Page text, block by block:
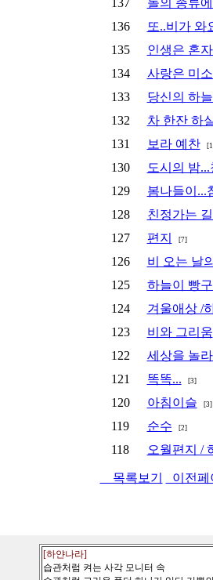
137 돌의 종류
136 또..비가 와
135 인생은 혼
134 사랑은 미
133 당신의 하
132 차 한잔 하
131 보라 예찬
130 도시의 밤
129
봄나들이...
128
친정가는
127 편지 [7]
126 비 오는 날
125 하늘이 빵
124 겨울애상 /
123 비와 그리움
122
세상을 놀
121
똑똑... [3]
120 아침이슬 [3]
119 순수 [2]
118 오월편지 /
목록보기 이전페
[하얀나라]
습관처럼 켜는 사각 모니터 속